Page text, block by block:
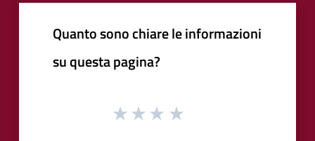
Quanto sono chiare le informazioni
su questa pagina?